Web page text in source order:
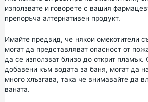
използвате и говорете с вашия
препоръча алтернативен продукт.
Имайте предвид, че някои омекотители
могат да представляват опасност от
да се използват близо до открит пламък.
добавени към водата за баня, могат да
много хлъзгава, така че внимавайте да
ваната.